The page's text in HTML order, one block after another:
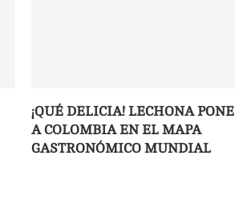
¡QUÉ DELICIA! LECHONA PONE
A COLOMBIA EN EL MAPA
GASTRONÓMICO MUNDIAL